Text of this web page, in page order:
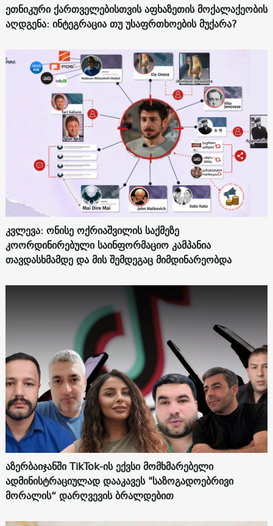
ეთნიკური ქართველებისთვის აფხაზეთის მოქალაქეობის
აღდგენა: ინტეგრაცია თუ უსაფრთხოების მუქარა?
კვლევა: ონისე ოქრიაშვილის საქმეზე
კოორდინირებული საინფორმაციო კამპანია
თავდასხმამდე და მის შემდეგაც მიმდინარეობდა
აზერბაიჯანში TikTok-ის ექვსი მომხმარებელი
ადმინისტრაციულად დააკავეს "საზოგადოებრივი
მორალის“ დარღვევის ბრალდებით